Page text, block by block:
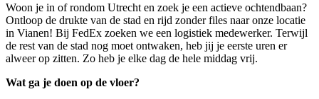
Woon je in of rondom Utrecht en zoek je een actieve ochtendbaan?
Ontloop de drukte van de stad en rijd zonder files naar onze locatie
in Vianen! Bij FedEx zoeken we een logistiek medewerker. Terwijl
de rest van de stad nog moet ontwaken, heb jij je eerste uren er
alweer op zitten. Zo heb je elke dag de hele middag vrij.
Wat ga je doen op de vloer?